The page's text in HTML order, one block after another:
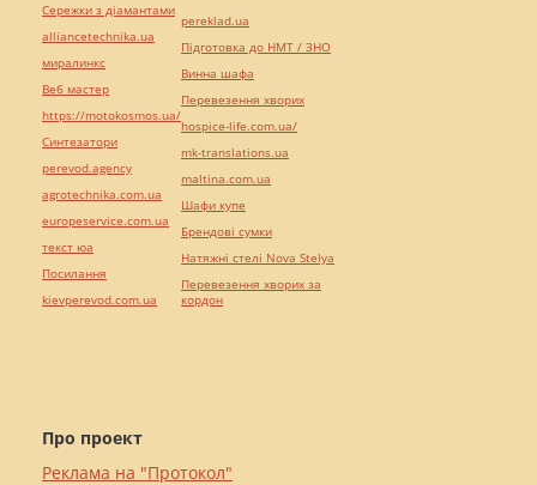
Про проект
Реклама на "Протокол"
Сережки з діамантами
alliancetechnika.ua
миралинкс
Веб мастер
https://motokosmos.ua/
Синтезатори
perevod.agency
agrotechnika.com.ua
europeservice.com.ua
текст юа
Посилання
kievperevod.com.ua
pereklad.ua
Підготовка до НМТ / ЗНО
Винна шафа
Перевезення хворих
hospice-life.com.ua/
mk-translations.ua
maltina.com.ua
Шафи купе
Брендові сумки
Натяжні стелі Nova Stelya
Перевезення хворих за
кордон